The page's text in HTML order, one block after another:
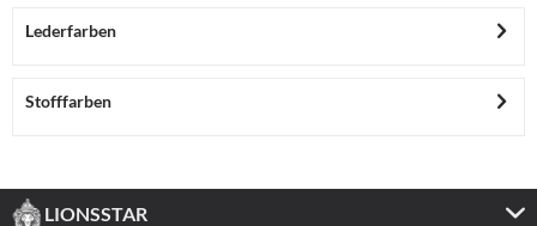
Lederfarben
Stofffarben
LIONSSTAR